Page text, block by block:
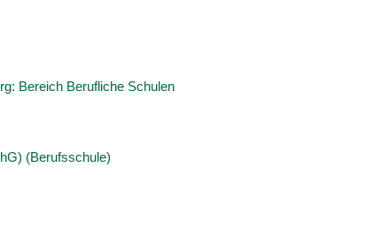
Bereich Berufliche Schulen
(Berufsschule)